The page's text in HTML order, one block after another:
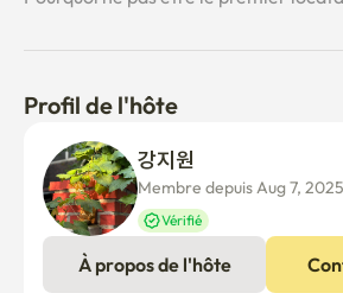
de longue durée
⚠️ Règles de la Chambre
Heures de silence: Veuillez limiter le
après 22h car la maison est située
résidentiel calme.
Profil de l'hôte
Membre depuis Aug 7, 2025
Vérifié
À propos de l'hôte